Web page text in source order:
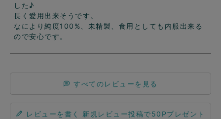
した♪
長く愛用出来そうです。
なにより純度100%、未精製、食用としても内服出来る
ので安心です。
すべてのレビューを見る
レビューを書く